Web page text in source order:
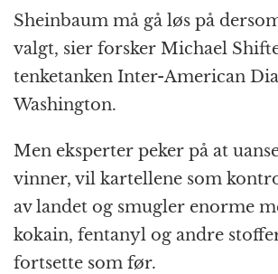
Sheinbaum må gå løs på
valgt, sier forsker Michael
tenketanken Inter-American
Washington.
Men eksperter peker på at
vinner, vil kartellene som
av landet og smugler enorme
kokain, fentanyl og andre
fortsette som før.